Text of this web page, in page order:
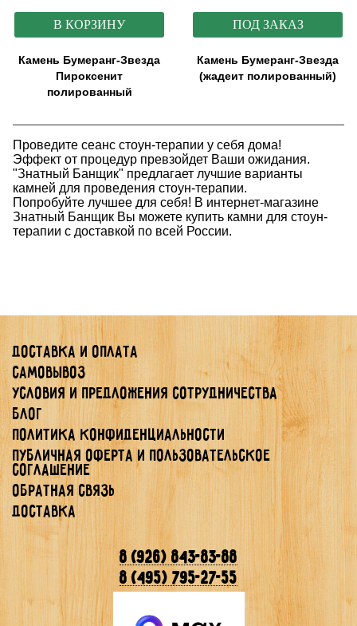
В КОРЗИНУ
Камень Бумеранг-Звезда
Пироксенит
полированный
ПОД ЗАКАЗ
Камень Бумеранг-Звезда
(жадеит полированный)
Проведите сеанс стоун-терапии у себя дома!
Эффект от процедур превзойдет Ваши ожидания.
"Знатный Банщик" предлагает лучшие варианты
камней для проведения стоун-терапии.
Попробуйте лучшее для себя! В интернет-магазине
Знатный Банщик Вы можете купить камни для стоун-
терапии с доставкой по всей России.
Доставка и оплата
Самовывоз
Условия и предложения сотрудничества
Блог
Политика конфиденциальности
Публичная Оферта и Пользовательское
Соглашение
Обратная связь
Доставка
8 (926) 843-83-88
8 (495) 795-27-55